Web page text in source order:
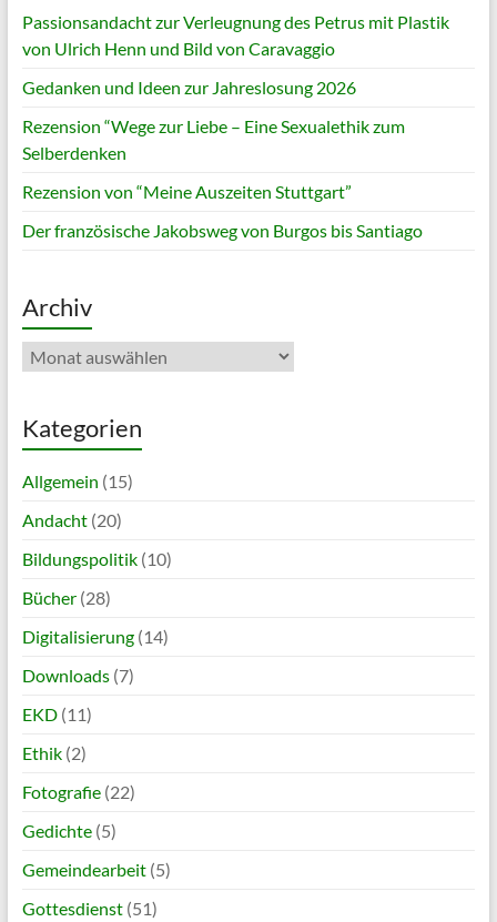
Passionsandacht zur Verleugnung des Petrus mit Plastik
von Ulrich Henn und Bild von Caravaggio
Gedanken und Ideen zur Jahreslosung 2026
Rezension “Wege zur Liebe – Eine Sexualethik zum
Selberdenken
Rezension von “Meine Auszeiten Stuttgart”
Der französische Jakobsweg von Burgos bis Santiago
Archiv
Archiv
Kategorien
Allgemein (15)
Andacht(20)
Bildungspolitik(10)
Bücher(28)
Digitalisierung(14)
Downloads(7)
EKD(11)
Ethik(2)
Fotografie(22)
Gedichte(5)
Gemeindearbeit(5)
Gottesdienst(51)